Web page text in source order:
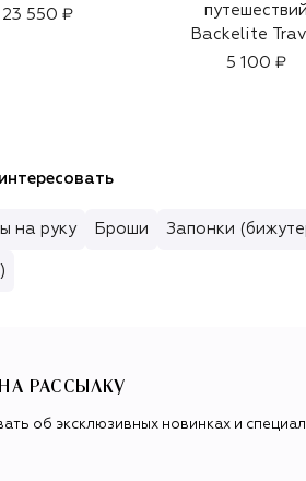
23 550 ₽
путешествий
Backelite
Spray
5 100 ₽
на руку Броши Запонки
РАССЫЛКУ
об эксклюзивных новинках и